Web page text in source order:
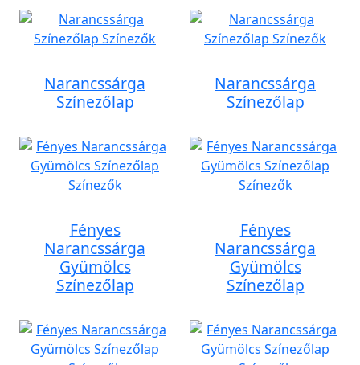
Narancssárga
Színezőlap
Narancssárga
Színezőlap
Fényes
Narancssárga
Gyümölcs
Színezőlap
Fényes
Narancssárga
Gyümölcs
Színezőlap